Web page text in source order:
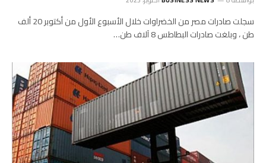
سجلت صادرات مصر من الخضراوات خلال الأسبوع الأول من أكتوبر 20 ألف
طن ، وبلغت صادرات البطاطس 8 آلاف طن…